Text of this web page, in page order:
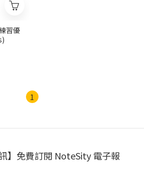
習優
1
】免費訂閱 NoteSity 電子報